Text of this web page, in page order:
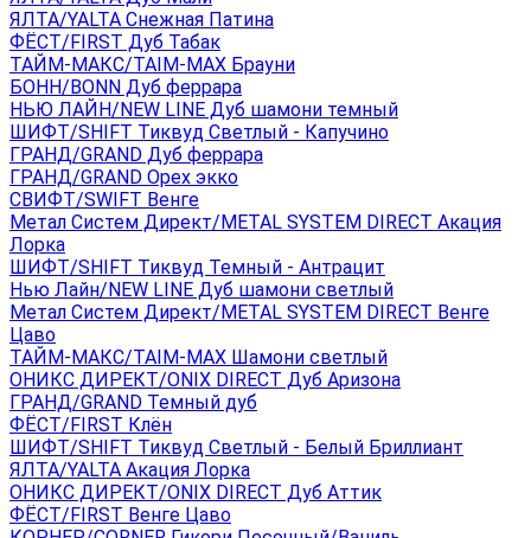
ЯЛТА/YALTA Снежная Патина
ФЁСТ/FIRST Дуб Табак
ТАЙМ-МАКС/TAIM-MAX Брауни
БОНН/BONN Дуб феррара
НЬЮ ЛАЙН/NEW LINE Дуб шамони темный
ШИФТ/SHIFT Тиквуд Светлый - Капучино
ГРАНД/GRAND Дуб феррара
ГРАНД/GRAND Орех экко
СВИФТ/SWIFT Венге
Метал Систем Директ/METAL SYSTEM DIRECT Акация
Лорка
ШИФТ/SHIFT Тиквуд Темный - Антрацит
Нью Лайн/NEW LINE Дуб шамони светлый
Метал Систем Директ/METAL SYSTEM DIRECT Венге
Цаво
ТАЙМ-МАКС/TAIM-MAX Шамони светлый
ОНИКС ДИРЕКТ/ONIX DIRECT Дуб Аризона
ГРАНД/GRAND Темный дуб
ФЁСТ/FIRST Клён
ШИФТ/SHIFT Тиквуд Светлый - Белый Бриллиант
ЯЛТА/YALTA Акация Лорка
ОНИКС ДИРЕКТ/ONIX DIRECT Дуб Аттик
ФЁСТ/FIRST Венге Цаво